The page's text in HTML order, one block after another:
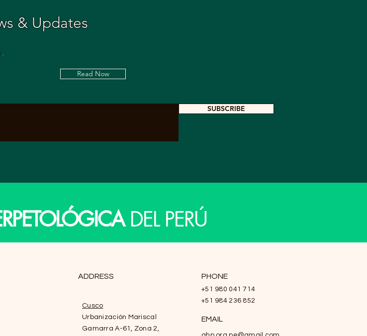
& Updates
Read Now
SUBSCRIBE
DEL PERÚ
ADDRESS
Cusco
Urbanización Mariscal
Gamarra A-61, Zona 2,
PHONE
+51 980 041 714
+51 984 236 852
EMAIL